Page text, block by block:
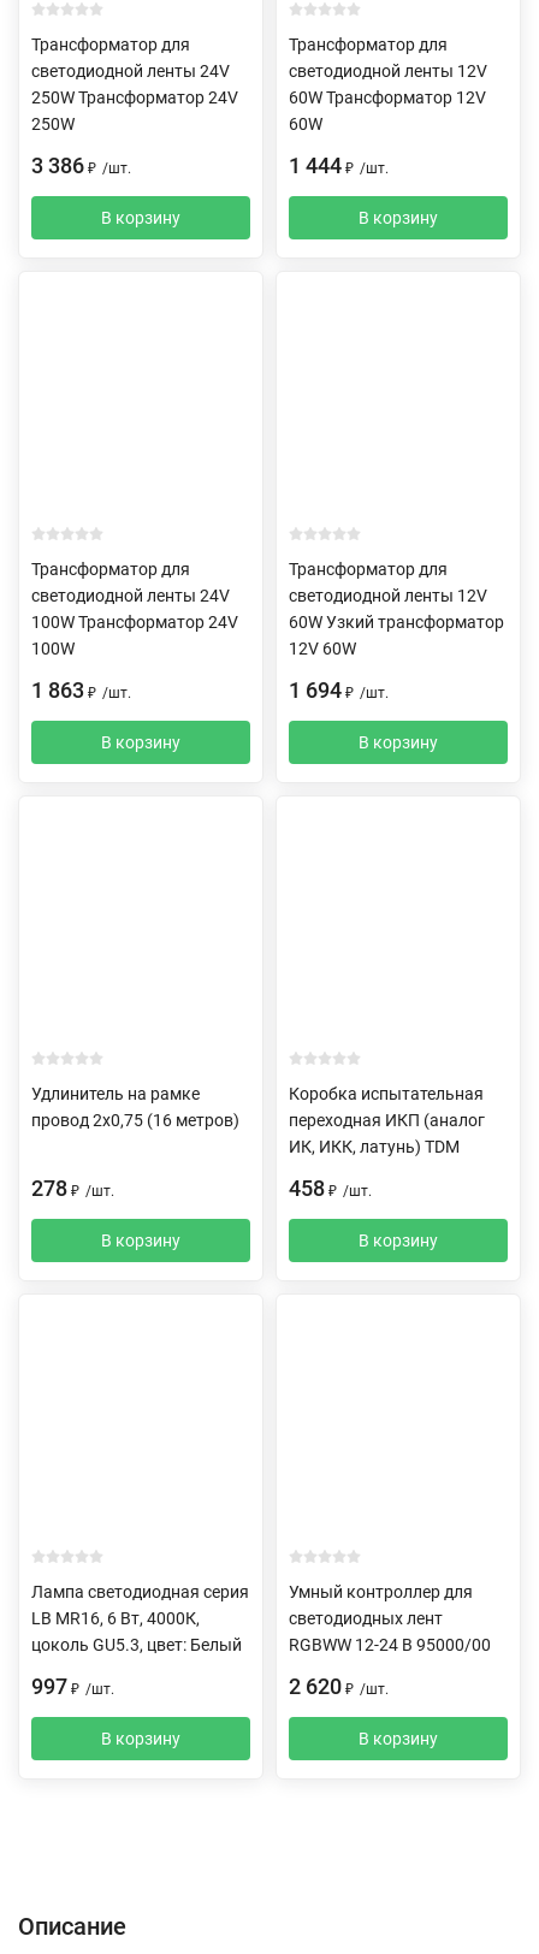
Трансформатор для
светодиодной ленты 24V
250W Трансформатор 24V
250W
3 386 ₽ /шт.
В корзину
Трансформатор для
светодиодной ленты 12V
60W Трансформатор 12V
60W
1 444 ₽ /шт.
В корзину
Трансформатор для
светодиодной ленты 24V
100W Трансформатор 24V
100W
1 863 ₽ /шт.
В корзину
Трансформатор для
светодиодной ленты 12V
60W Узкий трансформатор
12V 60W
1 694 ₽ /шт.
В корзину
Удлинитель на рамке
провод 2х0,75 (16 метров)
278 ₽ /шт.
В корзину
Коробка испытательная
переходная ИКП (аналог
ИК, ИКК, латунь) TDM
458 ₽ /шт.
В корзину
Лампа светодиодная серия
LB MR16, 6 Вт, 4000К,
цоколь GU5.3, цвет: Белый
997 ₽ /шт.
В корзину
Умный контроллер для
светодиодных лент
RGBWW 12-24 В 95000/00
2 620 ₽ /шт.
В корзину
Описание